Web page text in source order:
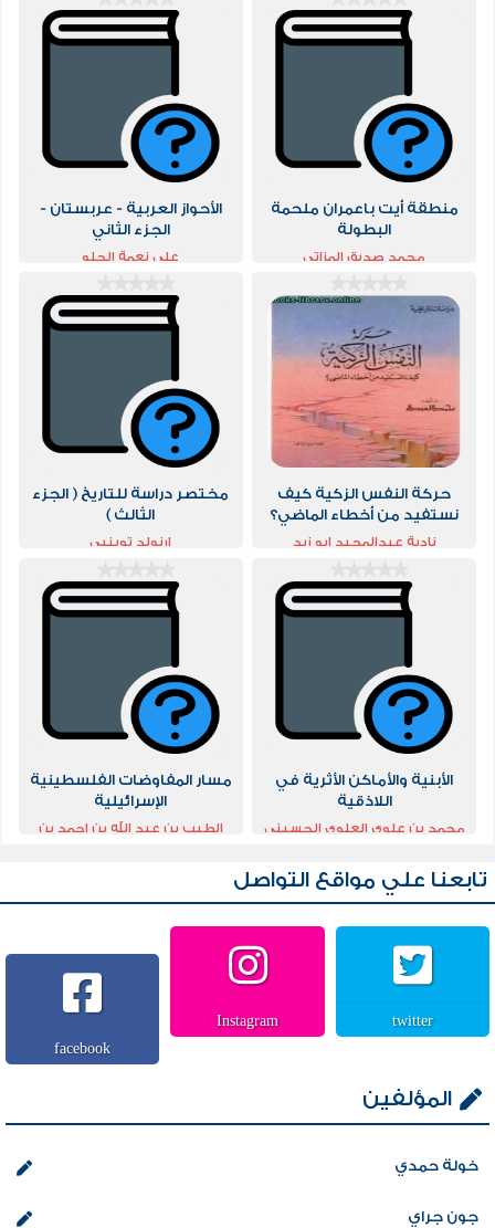
منطقة أيت باعمران ملحمة
البطولة
محمد صديق المزاتى
الأحواز العربية - عربستان -
الجزء الثاني
علي نعمة الحلو
حركة النفس الزكية كيف
نستفيد من أخطاء الماضي؟
نادية عبدالمجيد ابو زيد
مختصر دراسة للتاريخ ( الجزء
الثالث )
ارنولد توينبى
الأبنية والأماكن الأثرية في
اللاذقية
محمد بن علوي العلوي الحسيني
مسار المفاوضات الفلسطينية
الإسرائيلية
الطيب بن عبد الله بن احمد بن
تابعنا علي مواقع التواصل
twitter
Instagram
facebook
المؤلفين
خولة حمدي
جون جراي